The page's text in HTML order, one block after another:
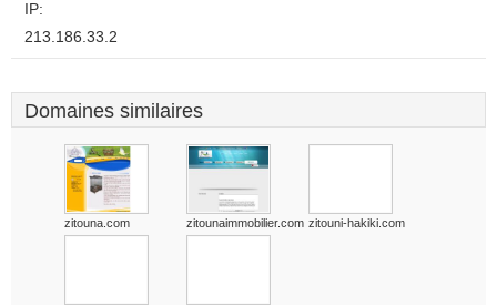
IP:
213.186.33.2
Domaines similaires
zitouna.com zitounaimmobilier.com zitouni-hakiki.com